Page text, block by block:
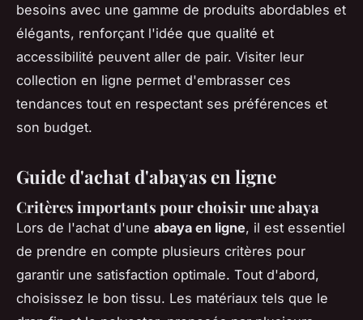
besoins avec une gamme de produits abordables et
élégants, renforçant l'idée que qualité et
accessibilité peuvent aller de pair. Visiter leur
collection en ligne permet d'embrasser ces
tendances tout en respectant ses préférences et
son budget.
Guide d'achat d'abayas en ligne
Critères importants pour choisir une abaya
Lors de l'achat d'une abaya en ligne, il est essentiel
de prendre en compte plusieurs critères pour
garantir une satisfaction optimale. Tout d'abord,
choisissez le bon tissu. Les matériaux tels que le